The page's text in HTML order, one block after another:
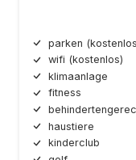
parken
wifi (kostenlos)
klimaanlage
fitness
haustiere
kinderclub